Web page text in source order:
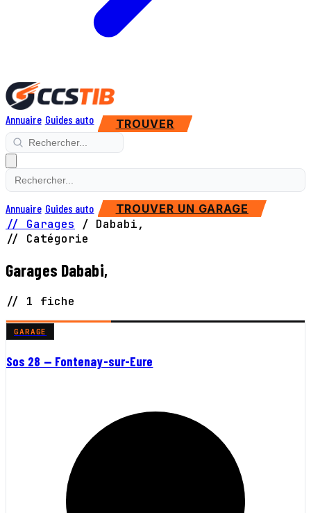
Annuaire Guides auto TROUVER
Annuaire Guides auto TROUVER UN GARAGE
// Garages / Dababi,
// Catégorie
Garages Dababi,
// 1 fiche
GARAGE
Sos 28 — Fontenay-sur-Eure